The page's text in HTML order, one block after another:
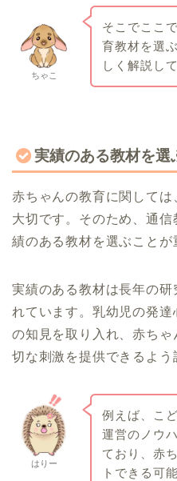
ちゃこ
そこでここ
育教材を選
しく解説し
実績のある教材を選
赤ちゃんの教育に関しては
大切です。そのため、通
績のある教材を選ぶことが
実績のある教材は長年の研
れています。乳幼児の発
の知見を取り入れ、赤ち
切な刺激を提供できるよう
はりー
例えば、こ
運営のノウ
ており、赤
トできる可